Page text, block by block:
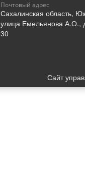
Почтовый адрес
Сахалинская область,
улица Емельянова А.О.,
30
Сайт